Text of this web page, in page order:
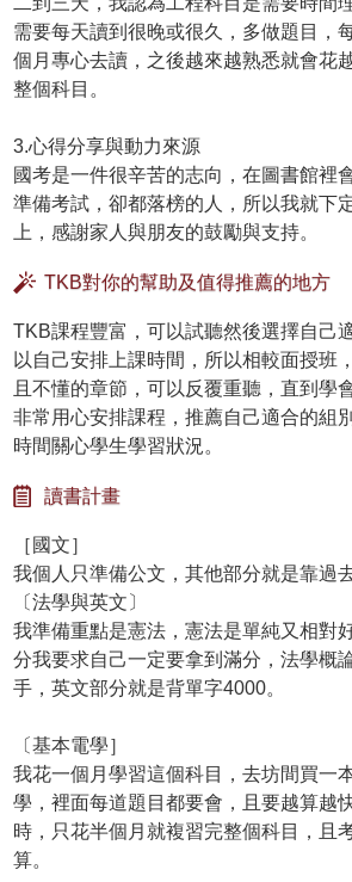
需要每天讀到很晚或很久，多做題目，
個月專心去讀，之後越來越熟悉就會花
整個科目。
3.心得分享與動力來源
國考是一件很辛苦的志向，在圖書館裡
準備考試，卻都落榜的人，所以我就下
上，感謝家人與朋友的鼓勵與支持。
TKB對你的幫助及值得推薦的地方
TKB課程豐富，可以試聽然後選擇自己
以自己安排上課時間，所以相較面授班
且不懂的章節，可以反覆重聽，直到學
非常用心安排課程，推薦自己適合的組
時間關心學生學習狀況。
讀書計畫
［國文］
我個人只準備公文，其他部分就是靠過
〔法學與英文〕
我準備重點是憲法，憲法是單純又相對
分我要求自己一定要拿到滿分，法學概
手，英文部分就是背單字4000。
〔基本電學］
我花一個月學習這個科目，去坊間買一
學，裡面每道題目都要會，且要越算越
時，只花半個月就複習完整個科目，且
算。